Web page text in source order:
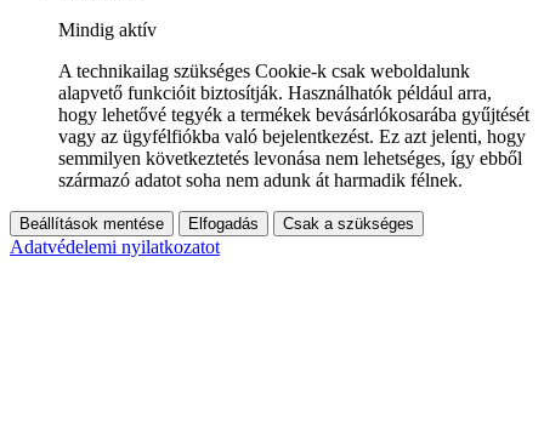
Mindig aktív
A technikailag szükséges Cookie-k csak weboldalunk
alapvető funkcióit biztosítják. Használhatók például arra,
hogy lehetővé tegyék a termékek bevásárlókosarába gyűjtését
vagy az ügyfélfiókba való bejelentkezést. Ez azt jelenti, hogy
semmilyen következtetés levonása nem lehetséges, így ebből
származó adatot soha nem adunk át harmadik félnek.
Beállítások mentése Elfogadás Csak a szükséges
Adatvédelemi nyilatkozatot